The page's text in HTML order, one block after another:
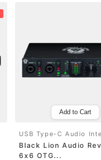
Add to Cart
USB Type-C Audio
Black Lion Audio
6x6 OTG...